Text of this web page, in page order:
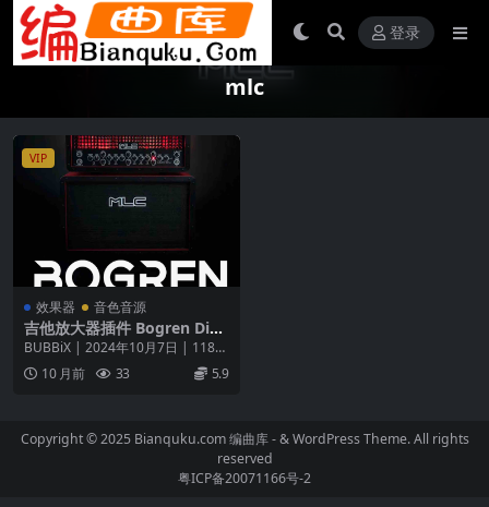
登录
mlc
VIP
效果器 音色音源
吉他放大器插件 Bogren Digi
tal MLC SZero 100 v1.0.106
7-WiN MAC
BUBBiX | 2024年10月7日 | 118
MB MLC S_零100 ...
10 月前 33 5.9
Copyright © 2025 Bianquku.com编曲库- & WordPress Theme. All rights
reserved
粤ICP备20071166号-2